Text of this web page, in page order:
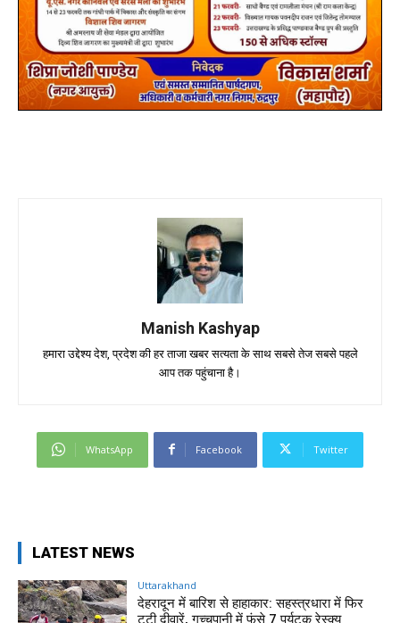
Manish Kashyap
हमारा उद्देश्य देश, प्रदेश की हर ताजा खबर सत्यता के साथ सबसे तेज सबसे पहले
आप तक पहुंचाना है।
WhatsApp Facebook Twitter
LATEST NEWS
Uttarakhand
देहरादून में बारिश से हाहाकार: सहस्त्रधारा में फिर
टूटी दीवारें, गुच्चूपानी में फंसे 7 पर्यटक रेस्क्यू